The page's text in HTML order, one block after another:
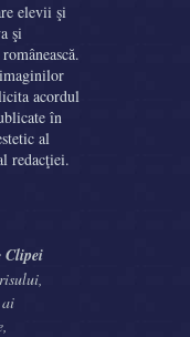
elevii şi
şi
acordul
în
al
redacţiei.
Clipei